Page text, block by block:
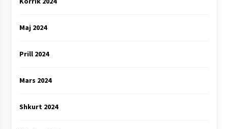
Maj 2024
Prill 2024
Mars 2024
Shkurt 2024